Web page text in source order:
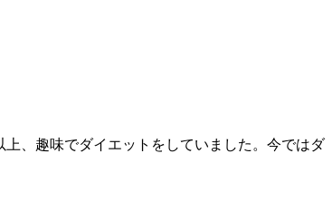
、趣味でダイエットをしていました。今ではダ